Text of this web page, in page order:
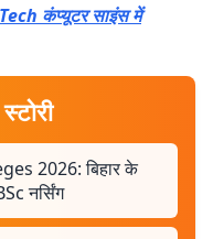
कंप्यूटर साइंस में
2026: बिहार के
नर्सिंग